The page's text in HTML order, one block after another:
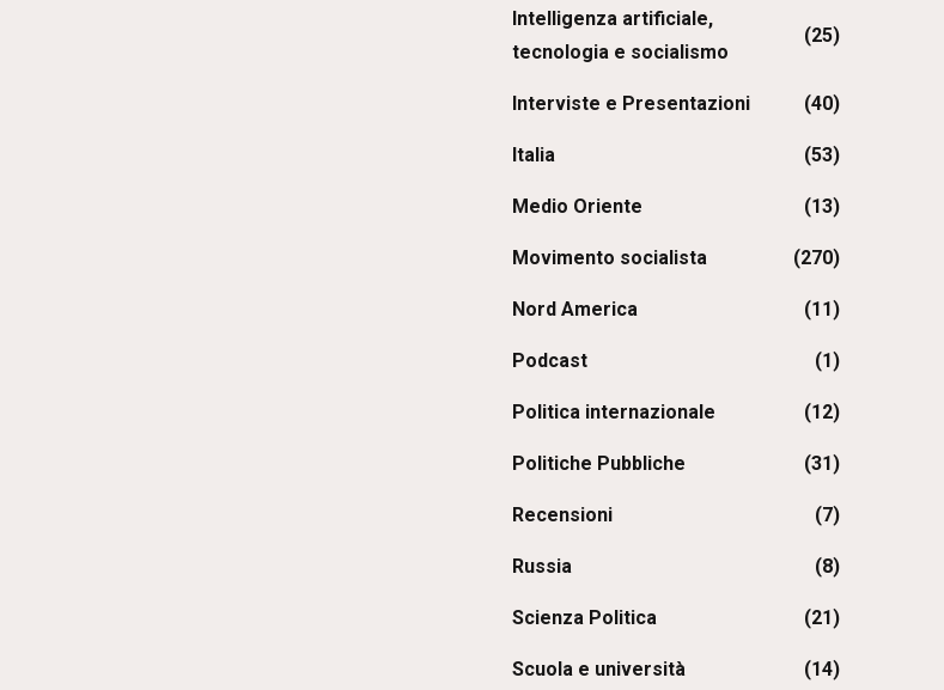
Intelligenza artificiale,
tecnologia e socialismo
(25)
Interviste e Presentazioni (40)
Italia (53)
Medio Oriente (13)
Movimento socialista (270)
Nord America (11)
Podcast (1)
Politica internazionale (12)
Politiche Pubbliche (31)
Recensioni (7)
Russia (8)
Scienza Politica (21)
Scuola e università (14)